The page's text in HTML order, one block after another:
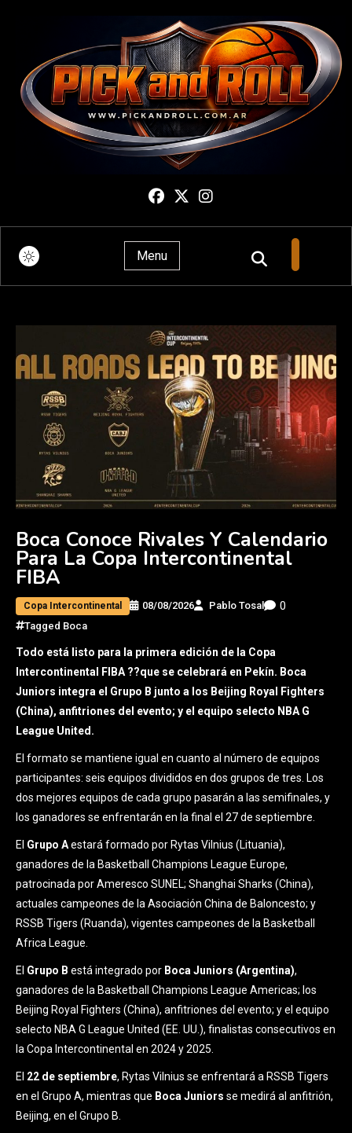
Pick And Roll
Menu
Boca Conoce Rivales Y Calendario
Para La Copa Intercontinental
FIBA
Copa Intercontinental 08/08/2026 Pablo Tosal 0
Tagged Boca
Todo está listo para la primera edición de la Copa
Intercontinental FIBA ??que se celebrará en Pekín. Boca
Juniors integra el Grupo B junto a los Beijing Royal Fighters
(China), anfitriones del evento; y el equipo selecto NBA G
League United.
El formato se mantiene igual en cuanto al número de equipos
participantes: seis equipos divididos en dos grupos de tres. Los
dos mejores equipos de cada grupo pasarán a las semifinales, y
los ganadores se enfrentarán en la final el 27 de septiembre.
El Grupo Aestará formado por Rytas Vilnius (Lituania),
ganadores de la Basketball Champions League Europe,
patrocinada por Ameresco SUNEL; Shanghai Sharks (China),
actuales campeones de la Asociación China de Baloncesto; y
RSSB Tigers (Ruanda), vigentes campeones de la Basketball
Africa League.
El Grupo B está integrado por Boca Juniors (Argentina),
ganadores de la Basketball Champions League Americas; los
Beijing Royal Fighters (China), anfitriones del evento; y el equipo
selecto NBA G League United (EE. UU.), finalistas consecutivos en
la Copa Intercontinental en 2024 y 2025.
El 22 de septiembre, Rytas Vilnius se enfrentará a RSSB Tigers
en el Grupo A, mientras que Boca Juniors se medirá al anfitrión,
Beijing, en el Grupo B.